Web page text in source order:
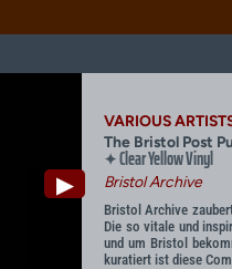
▶
VARIOUS
The Bristol Post
✦Clear Yellow Vinyl
Bristol Archive
Bristol Archive
Die so vitale und
und um Bristol
kuratiert ist diese